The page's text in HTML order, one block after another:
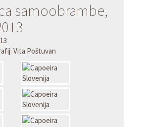
samoobrambe,
Vita Poštuvan